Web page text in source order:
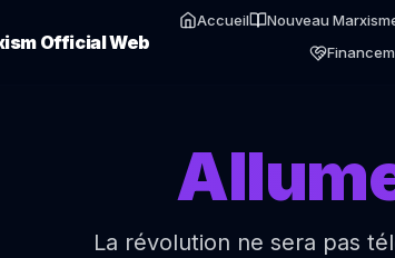
Official Web
Accueil Nouveau
La révolution ne sera pas